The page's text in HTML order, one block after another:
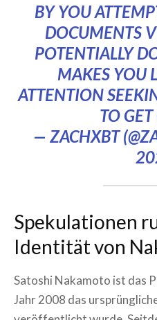
BY YOU
DOCUMENTS
POTENTIALLY
MAKES YOU
ATTENTION
TO GET
— ZACHXBT
Spekulationen
Identität von
Satoshi Nakamoto ist das
Jahr 2008 das